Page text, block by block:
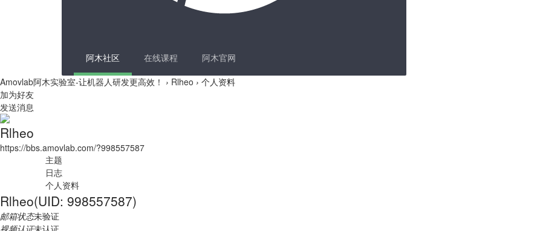
阿木社区 在线课程
阿木官网
Amovlab阿木实验室-让机器人研发更高效！ › Rlheo › 个人资料
加为好友
发送消息
Rlheo
https://bbs.amovlab.com/?998557587
主题
日志
个人资料
Rlheo(UID: 998557587)
邮箱状态未验证
视频认证未认证